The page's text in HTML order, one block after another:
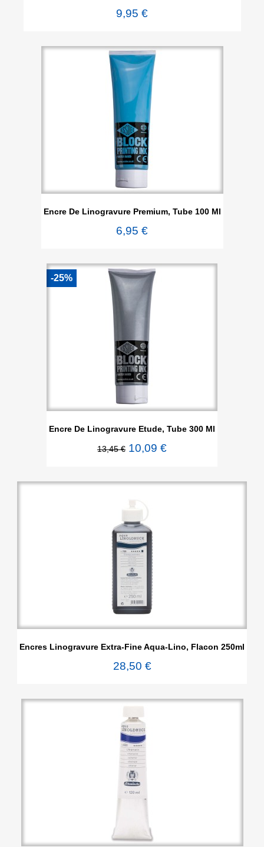
9,95 €
Encre De Linogravure Premium, Tube 100 Ml
6,95 €
Encre De Linogravure Etude, Tube 300 Ml
13,45 € 10,09 €
-25%
Encres Linogravure Extra-Fine Aqua-Lino, Flacon 250ml
28,50 €